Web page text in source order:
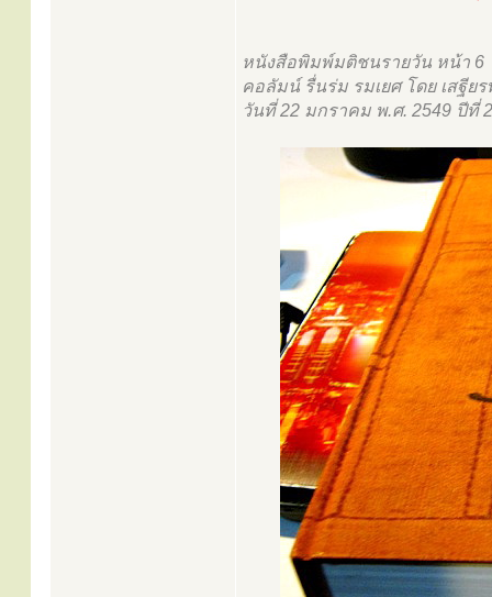
หนังสือพิมพ์มติชนรายวัน หน้า 6
คอลัมน์ รื่นร่ม รมเยศ โดย เสฐีย
วันที่ 22 มกราคม พ.ศ. 2549 ปีที่